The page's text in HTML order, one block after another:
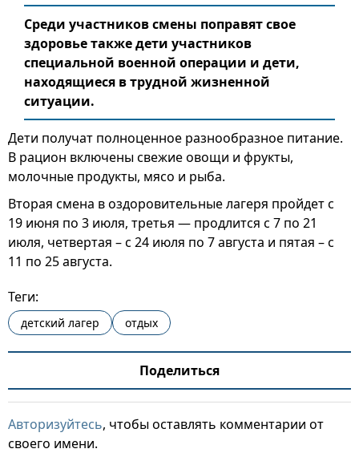
Среди участников смены поправят свое
здоровье также дети участников
специальной военной операции и дети,
находящиеся в трудной жизненной
ситуации.
Дети получат полноценное разнообразное питание.
В рацион включены свежие овощи и фрукты,
молочные продукты, мясо и рыба.
Вторая смена в оздоровительные лагеря пройдет с
19 июня по 3 июля, третья — продлится с 7 по 21
июля, четвертая – с 24 июля по 7 августа и пятая – с
11 по 25 августа.
Теги:
детский лагер отдых
Поделиться
Авторизуйтесь, чтобы оставлять комментарии от
своего имени.